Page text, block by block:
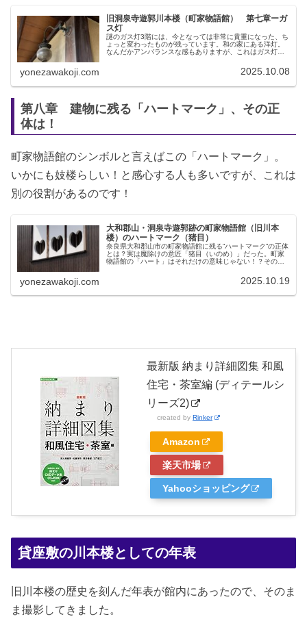
旧洞泉寺遊郭川本楼（町家物語館） 第七章ーガ
ス灯
謎のガス灯3階には、今となっては非常に貴重になった、ち
ょっと変わったものが残っています。和の家にある洋灯。
なんだかアンバランスな感もありますが、これはガス灯で
yonezawakoji.com 2025.10.08
第八章 建物に残る「ハートマーク」、その正
体は！
町家物語館のシンボルと言えばこの「ハートマーク」。
いかにも妓楼らしい！と感心する人も多いですが、これは
別の役割があるのです！
大和郡山・洞泉寺遊郭跡の町家物語館（旧川本
楼）のハートマーク（猪目）
奈良県大和郡山市の町家物語館に残る“ハートマーク”の正体
とは？実は魔除けの意匠「猪目（いのめ）」だった。町家
物語館の「ハート」はそれだけの意味じゃない！？その意
yonezawakoji.com 2025.10.19
最新版 納まり詳細図集 和風
住宅・茶室編 (ディテールシ
リーズ2)
created by Rinker
Amazon
楽天市場
Yahooショッピング
貸座敷の川本楼としての年表
旧川本楼の歴史を刻んだ年表が館内にあったので、そのま
ま撮影してきました。